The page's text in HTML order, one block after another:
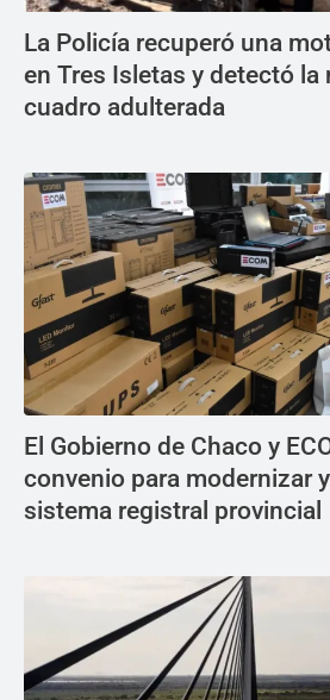
La Policía recuperó una
en Tres Isletas y detectó la
cuadro adulterada
El Gobierno de Chaco y
convenio para modernizar
sistema registral provincial